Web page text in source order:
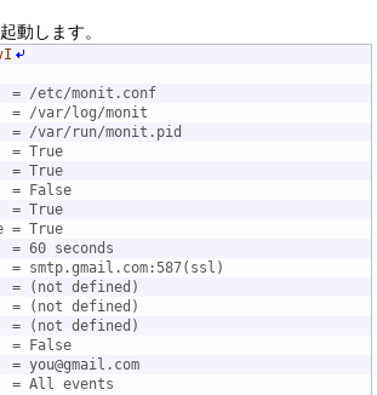
動します。
/etc/monit.conf
/var/log/monit
/var/run/monit.pid
True
True
False
= True
= True
60 seconds
smtp.gmail.com:587(ssl)
(not defined)
(not defined)
= (not defined)
= False
= All events